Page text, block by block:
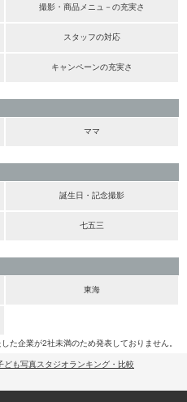
撮影・商品メニュ－の充実さ
スタッフの対応
キャンペーンの充実さ
ママ
誕生日・記念撮影
七五三
東海
た企業が2社未満のため発表しておりません。
ども写真スタジオランキング・比較